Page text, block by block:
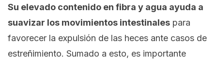
Su elevado contenido en fibra y agua ayuda a
suavizar los movimientos intestinales para
favorecer la expulsión de las heces ante casos de
estreñimiento. Sumado a esto, es importante